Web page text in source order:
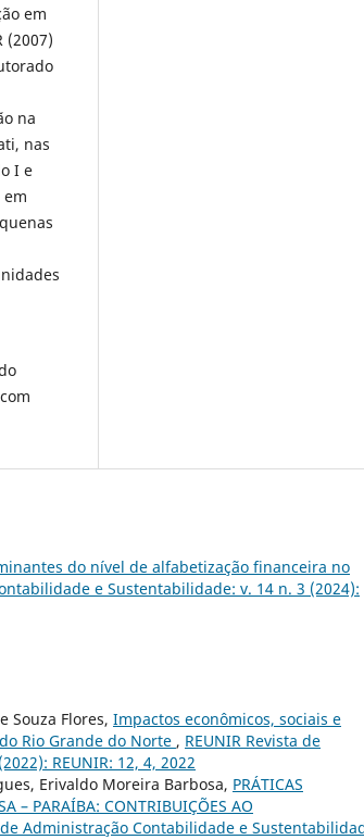
em
(2007)
na
nas
I e
do nível de alfabetização financeira no
e Sustentabilidade: v. 14 n. 3 (2024):
Souza Flores, Impactos econômicos, sociais e
Rio Grande do Norte , REUNIR Revista de
REUNIR: 12, 4, 2022
Erivaldo Moreira Barbosa, PRÁTICAS
– PARAÍBA: CONTRIBUIÇÕES AO
de Administração Contabilidade e